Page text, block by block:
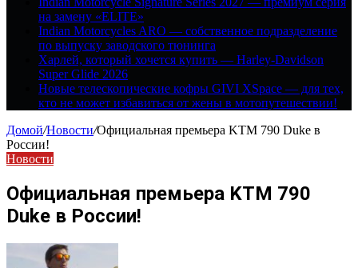
на замену «ELITE»
Indian Motorcycles ARO — собственное подразделение
по выпуску заводского тюнинга
Харлей, который хочется купить — Harley-Davidson
Super Glide 2026
Новые телескопические кофры GIVI XSpace — для тех,
кто не может избавиться от жены в мотопутешествии!
Домой/Новости/Официальная премьера KTM 790 Duke в
России!
Новости
Официальная премьера KTM 790
Duke в России!